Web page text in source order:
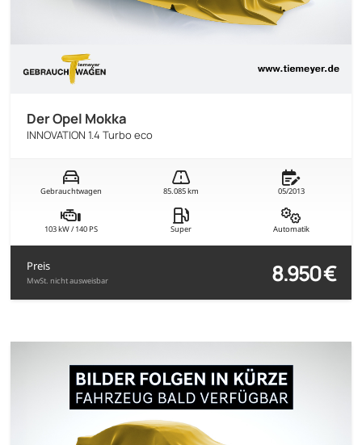
Der Opel Mokka
INNOVATION 1.4 Turbo eco
Gebrauchtwagen 85.085 km 05/2013
103 kW / 140 PS Super Automatik
Preis
MwSt. nicht ausweisbar 8.950 €